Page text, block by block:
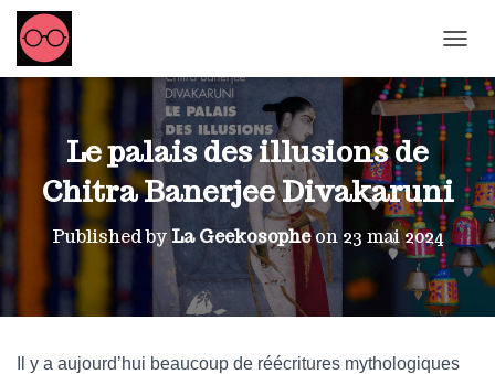
Le palais des illusions de
Chitra Banerjee Divakaruni
Published byLa Geekosopheon 23 mai 2024
Il y a aujourd’hui beaucoup de réécritures mythologiques